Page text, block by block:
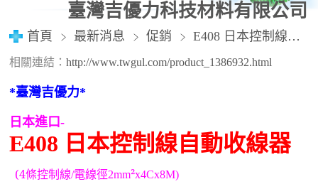
臺灣吉優力科技材料有限公司
首頁 最新消息 促銷 E408 日本控制線自動收線器 (電線徑2mm²x4Cx8M)
相關連結： http://www.twgul.com/product_1386932.html
*臺灣吉優力*
日本進口-
E408 日本控制線自動收線器
(4條控制線/電線徑2mm²x4Cx8M)